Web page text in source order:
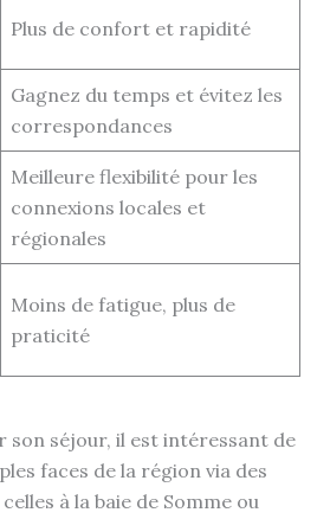
Plus de confort et rapidité
Gagnez du temps et évitez les
correspondances
Meilleure flexibilité pour les
connexions locales et
régionales
Moins de fatigue, plus de
praticité
son séjour, il est intéressant de
faces de la région via des
à la baie de Somme ou